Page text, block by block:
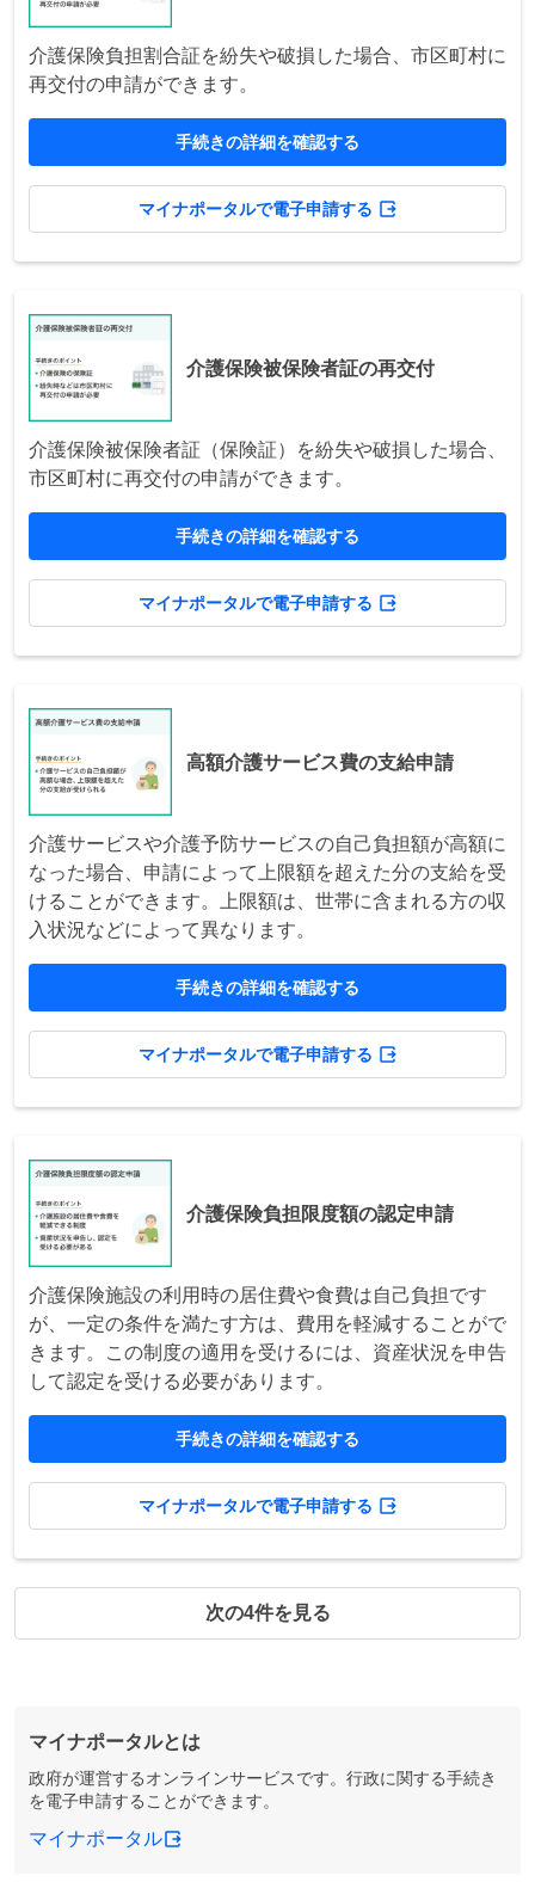
介護保険負担割合証を紛失や破損した場合、市区町村に
再交付の申請ができます。
手続きの詳細を確認する
マイナポータルで電子申請する
介護保険被保険者証の再交付
介護保険被保険者証（保険証）を紛失や破損した場合、
市区町村に再交付の申請ができます。
手続きの詳細を確認する
マイナポータルで電子申請する
高額介護サービス費の支給申請
介護サービスや介護予防サービスの自己負担額が高額に
なった場合、申請によって上限額を超えた分の支給を受
けることができます。上限額は、世帯に含まれる方の収
入状況などによって異なります。
手続きの詳細を確認する
マイナポータルで電子申請する
介護保険負担限度額の認定申請
介護保険施設の利用時の居住費や食費は自己負担です
が、一定の条件を満たす方は、費用を軽減することがで
きます。この制度の適用を受けるには、資産状況を申告
して認定を受ける必要があります。
手続きの詳細を確認する
マイナポータルで電子申請する
次の4件を見る
マイナポータルとは
政府が運営するオンラインサービスです。行政に関する手続き
を電子申請することができます。
マイナポータル